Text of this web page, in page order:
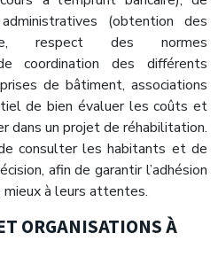
(obtention des
respect des normes
coordination des différents
de bâtiment, associations
de bien évaluer les coûts et
dans un projet de réhabilitation.
consulter les habitants et de
afin de garantir l’adhésion
à leurs attentes.
ORGANISATIONS À